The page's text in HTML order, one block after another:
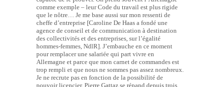
comme exemple – leur Code du travail est plus rigide
que le nôtre… Je me base aussi sur mon ressenti de
cheffe d’entreprise [Caroline De Haas a fondé une
agence de conseil et de communication à destination
des collectivités et des entreprises, sur l’égalité
hommes-femmes, NdlR]. J’embauche en ce moment
pour remplacer une salariée qui part vivre en
Allemagne et parce que mon carnet de commandes est
trop rempli et que nous ne sommes pas assez nombreux.
Je ne recrute pas en fonction de la possibilité de
pouvoir licencier. Pierre Gattaz se répand depuis trois